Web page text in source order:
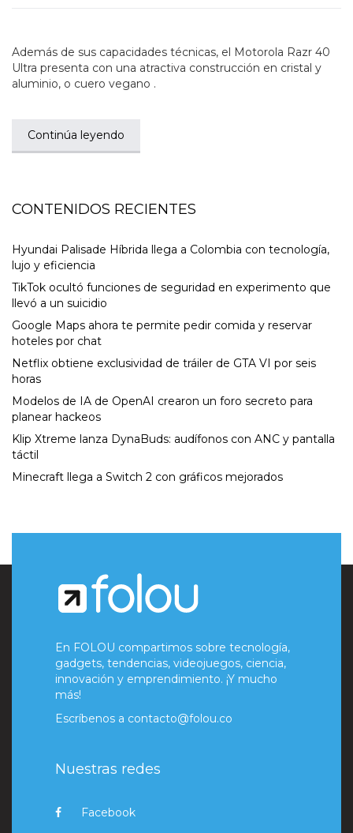
Además de sus capacidades técnicas, el Motorola Razr 40
Ultra presenta con una atractiva construcción en cristal y
aluminio, o cuero vegano .
Continúa leyendo
CONTENIDOS RECIENTES
Hyundai Palisade Híbrida llega a Colombia con tecnología,
lujo y eficiencia
TikTok ocultó funciones de seguridad en experimento que
llevó a un suicidio
Google Maps ahora te permite pedir comida y reservar
hoteles por chat
Netflix obtiene exclusividad de tráiler de GTA VI por seis
horas
Modelos de IA de OpenAI crearon un foro secreto para
planear hackeos
Klip Xtreme lanza DynaBuds: audífonos con ANC y pantalla
táctil
Minecraft llega a Switch 2 con gráficos mejorados
En FOLOU compartimos sobre tecnología,
gadgets, tendencias, videojuegos, ciencia,
innovación y emprendimiento. ¡Y mucho
más!
Escríbenos a contacto@folou.co
Nuestras redes
Facebook